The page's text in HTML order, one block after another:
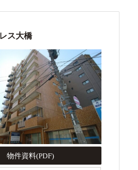
ス大橋
物件資料(PDF)